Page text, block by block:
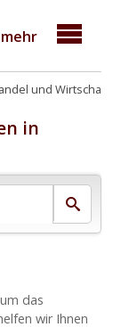
und Wirtschaft
in
das
wir Ihnen